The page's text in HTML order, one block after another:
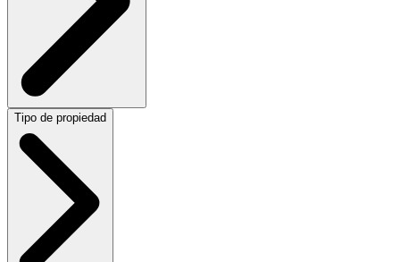
Tipo de propiedad